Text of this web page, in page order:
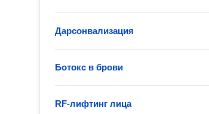
Дарсонвализация
Ботокс в брови
RF-лифтинг лица